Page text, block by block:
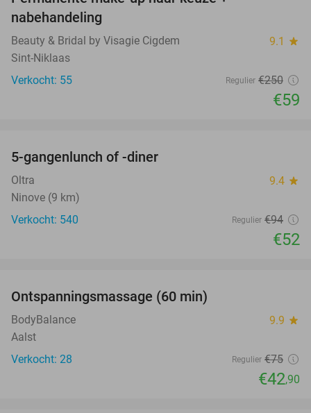
nabehandeling
Beauty & Bridal by Visagie Cigdem 9.1 star
Sint-Niklaas
Verkocht: 55
Regulier €250
€59
5-gangenlunch of -diner
Oltra 9.4 star
Ninove (9 km)
Verkocht: 540
Regulier €94
€52
Ontspanningsmassage (60 min)
BodyBalance 9.9 star
Aalst
Verkocht: 28
Regulier €75
€42,90